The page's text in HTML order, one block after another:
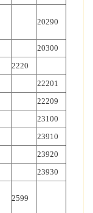
20290
20300
2220
22201
22209
23100
23910
23920
23930
2599